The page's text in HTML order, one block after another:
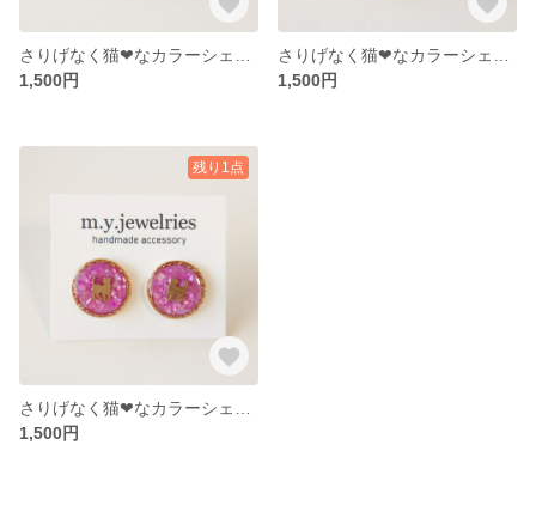
1,500円
1,500円
残り1点
1,500円